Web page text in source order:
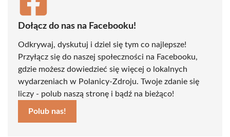
Dołącz do nas na Facebooku!
Odkrywaj, dyskutuj i dziel się tym co najlepsze!
Przyłącz się do naszej społeczności na Facebooku,
gdzie możesz dowiedzieć się więcej o lokalnych
wydarzeniach w Polanicy-Zdroju. Twoje zdanie się
liczy - polub naszą stronę i bądź na bieżąco!
Polub nas!